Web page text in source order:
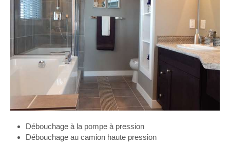
Débouchage à la pompe à pression
Débouchage au camion haute pression